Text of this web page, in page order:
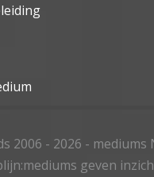
2006 - 2026 - mediums
geven